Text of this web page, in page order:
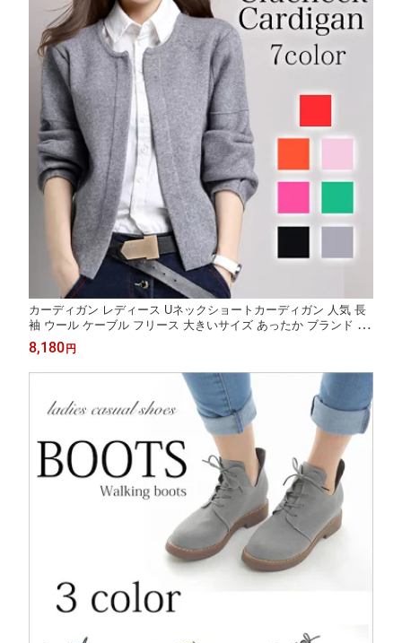
カーディガン レディース Uネックショートカーディガン 人気 長
袖 ウール ケーブル フリース 大きいサイズ あったか ブランド ニ
ット 冬 ベージュ ロング 暖かい ゆったり 秋 厚手 春 ショート丈
丸首 ジャケット 生地 黒 きれいめ ブラック Vネック おしゃれ オ
フィス
8,180 円